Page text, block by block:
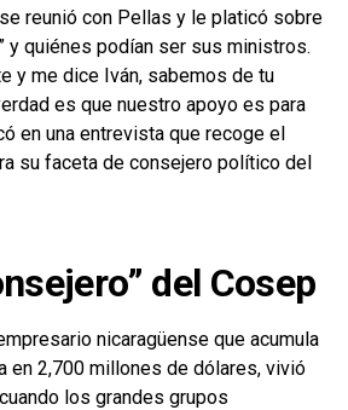
reunió con Pellas y le platicó sobre
y quiénes podían ser sus ministros.
y me dice Iván, sabemos de tu
es que nuestro apoyo es para
en una entrevista que recoge el
su faceta de consejero político del
del Cosep
nicaragüense que acumula
en 2,700 millones de dólares, vivió
los grandes grupos